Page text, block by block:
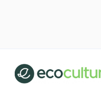
contenuto